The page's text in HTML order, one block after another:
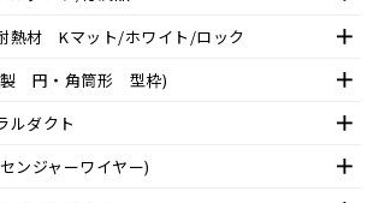
熱材 Kマット/ホワイト/ロック
円・角筒形 型枠)
ルダクト
ンジャーワイヤー)